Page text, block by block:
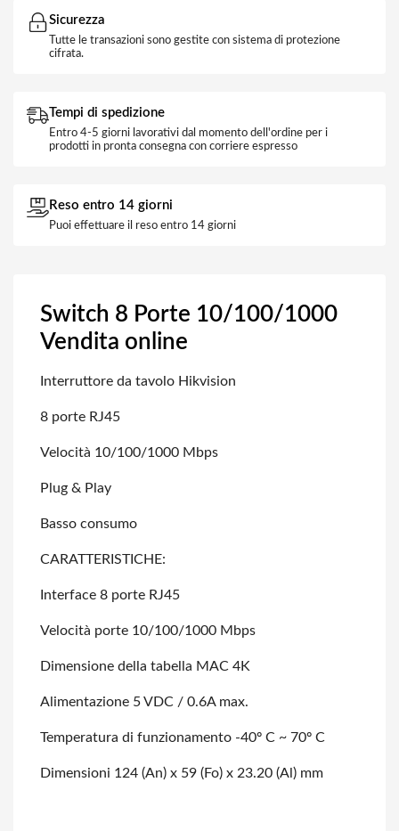
Sicurezza
Tutte le transazioni sono gestite con sistema di protezione
cifrata.
Tempi di spedizione
Entro 4-5 giorni lavorativi dal momento dell'ordine per i
prodotti in pronta consegna con corriere espresso
Reso entro 14 giorni
Puoi effettuare il reso entro 14 giorni
Switch 8 Porte 10/100/1000
Vendita online
Interruttore da tavolo Hikvision
8 porte RJ45
Velocità 10/100/1000 Mbps
Plug & Play
Basso consumo
CARATTERISTICHE:
Interface 8 porte RJ45
Velocità porte 10/100/1000 Mbps
Dimensione della tabella MAC 4K
Alimentazione 5 VDC / 0.6A max.
Temperatura di funzionamento -40º C ~ 70º C
Dimensioni 124 (An) x 59 (Fo) x 23.20 (Al) mm